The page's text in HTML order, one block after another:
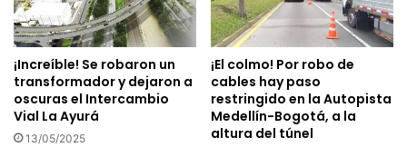
¡Increíble! Se robaron un
transformador y dejaron a
oscuras el Intercambio
Vial La Ayurá
13/05/2025
¡El colmo! Por robo de
cables hay paso
restringido en la Autopista
Medellín-Bogotá, a la
altura del túnel